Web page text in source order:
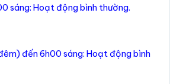
sáng: Hoạt động bình thường.
đến 6h00 sáng: Hoạt động bình